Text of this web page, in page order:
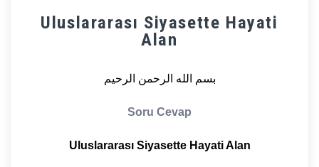
Uluslararası Siyasette Hayati
Alan
بسم الله الرحمن الرحيم
Soru Cevap
Uluslararası Siyasette Hayati Alan